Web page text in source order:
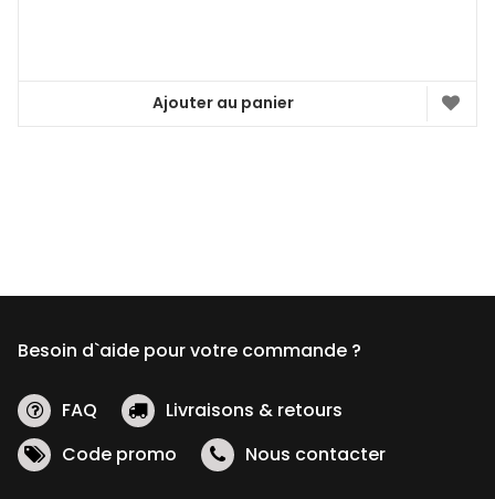
Ajouter au panier
Besoin d`aide pour votre commande ?
FAQ
Livraisons & retours
Code promo
Nous contacter